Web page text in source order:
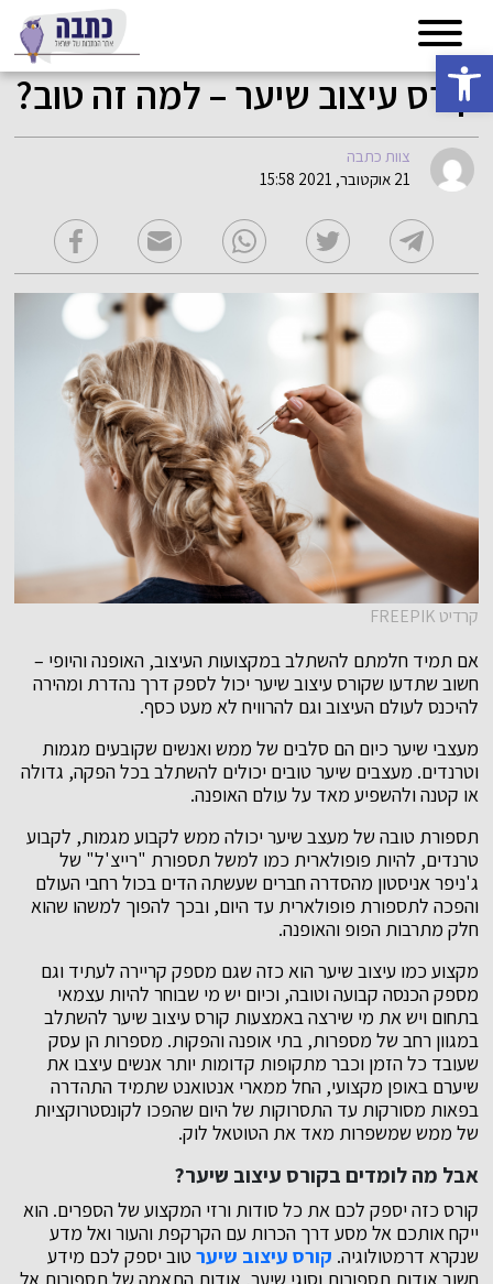
פתח סרגל נגישות
קורס עיצוב שיער – למה זה טוב?
צוות כתבה
21 אוקטובר, 2021 15:58
קרדיט FREEPIK
אם תמיד חלמתם להשתלב במקצועות העיצוב, האופנה והיופי –
חשוב שתדעו שקורס עיצוב שיער יכול לספק דרך נהדרת ומהירה
להיכנס לעולם העיצוב וגם להרוויח לא מעט כסף.
מעצבי שיער כיום הם סלבים של ממש ואנשים שקובעים מגמות
וטרנדים. מעצבים שיער טובים יכולים להשתלב בכל הפקה, גדולה
או קטנה ולהשפיע מאד על עולם האופנה.
תספורת טובה של מעצב שיער יכולה ממש לקבוע מגמות, לקבוע
טרנדים, להיות פופולארית כמו למשל תספורת "רייצ'ל" של
ג'ניפר אניסטון מהסדרה חברים שעשתה הדים בכול רחבי העולם
והפכה לתספורת פופולארית עד היום, ובכך להפוך למשהו שהוא
חלק מתרבות הפופ והאופנה.
מקצוע כמו עיצוב שיער הוא כזה שגם מספק קריירה לעתיד וגם
מספק הכנסה קבועה וטובה, וכיום יש מי שבוחר להיות עצמאי
בתחום ויש את מי שירצה באמצעות קורס עיצוב שיער להשתלב
במגוון רחב של מספרות, בתי אופנה והפקות. מספרות הן עסק
שעובד כל הזמן וכבר מתקופות קדומות יותר אנשים עיצבו את
שיערם באופן מקצועי, החל ממארי אנטואנט שתמיד התהדרה
בפאות מסורקות עד התסרוקות של היום שהפכו לקונסטרוקציות
של ממש שמשפרות מאד את הטוטאל לוק.
אבל מה לומדים בקורס עיצוב שיער?
קורס כזה יספק לכם את כל סודות ורזי המקצוע של הספרים. הוא
ייקח אותכם אל מסע דרך הכרות עם הקרקפת והעור ואל מדע
שנקרא דרמטולוגיה. קורס עיצוב שיערטוב יספק לכם מידע